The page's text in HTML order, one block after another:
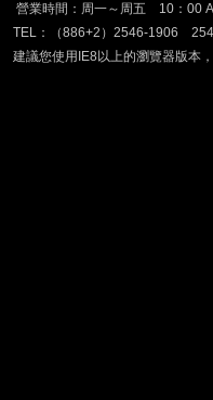
營業時間：周一～周五 10：00
TEL：（886+2）2546-1906
建議您使用IE8以上的瀏覽器版本